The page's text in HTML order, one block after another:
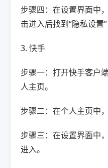
步骤四：在设置界面中
击进入后找到“隐私设置
3. 快手
步骤一：打开快手客户
人主页。
步骤二：在个人主页中
步骤三：在设置界面中
进入。